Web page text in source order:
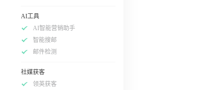
AI工具
AI智能营销助手
智能搜邮
邮件检测
社媒获客
领英获客